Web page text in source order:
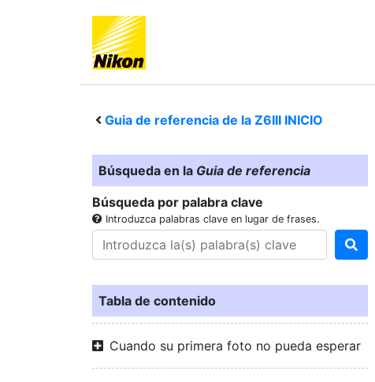
Guia de referencia de la Z6III INICIO
Búsqueda en la Guia de referencia
Búsqueda por palabra clave
Introduzca palabras clave en lugar de frases.
Tabla de contenido
Cuando su primera foto no pueda esperar